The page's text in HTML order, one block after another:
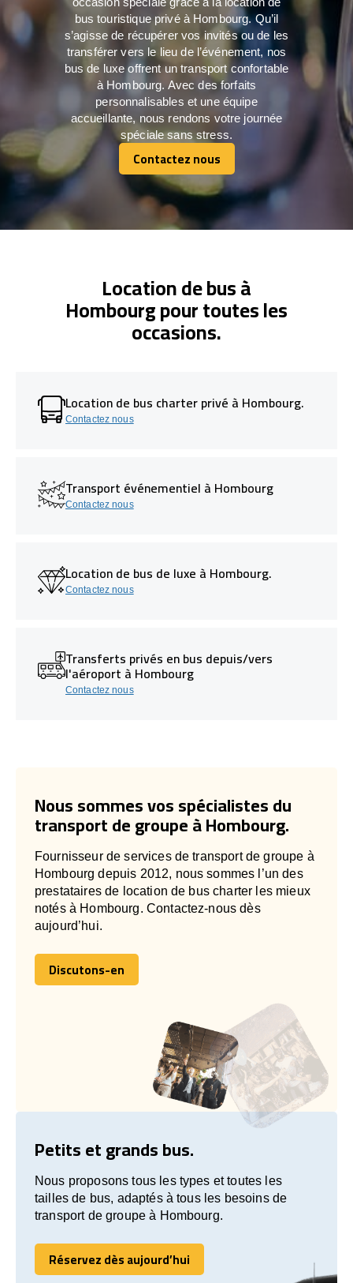
bus touristique privé à Hombourg. Qu’il
s’agisse de récupérer vos invités ou de les
transférer vers le lieu de l’événement, nos
bus de luxe offrent un transport confortable
à Hombourg. Avec des forfaits
personnalisables et une équipe
accueillante, nous rendons votre journée
spéciale sans stress.
Contactez nous
Contactez nous
Location de bus à
Hombourg pour toutes les
occasions.
Location de bus charter privé à Hombourg.
Contactez nous
Transport événementiel à Hombourg
Contactez nous
Location de bus de luxe à Hombourg.
Contactez nous
Transferts privés en bus depuis/vers
l'aéroport à Hombourg
Contactez nous
Nous sommes vos spécialistes du
transport de groupe à Hombourg.
Fournisseur de services de transport de groupe à
Hombourg depuis 2012, nous sommes l’un des
prestataires de location de bus charter les mieux
notés à Hombourg. Contactez-nous dès
aujourd’hui.
Discutons-en
Discutons-en
Petits et grands bus.
Nous proposons tous les types et toutes les
tailles de bus, adaptés à tous les besoins de
transport de groupe à Hombourg.
Réservez dès aujourd’hui
Réservez dès aujourd’hui